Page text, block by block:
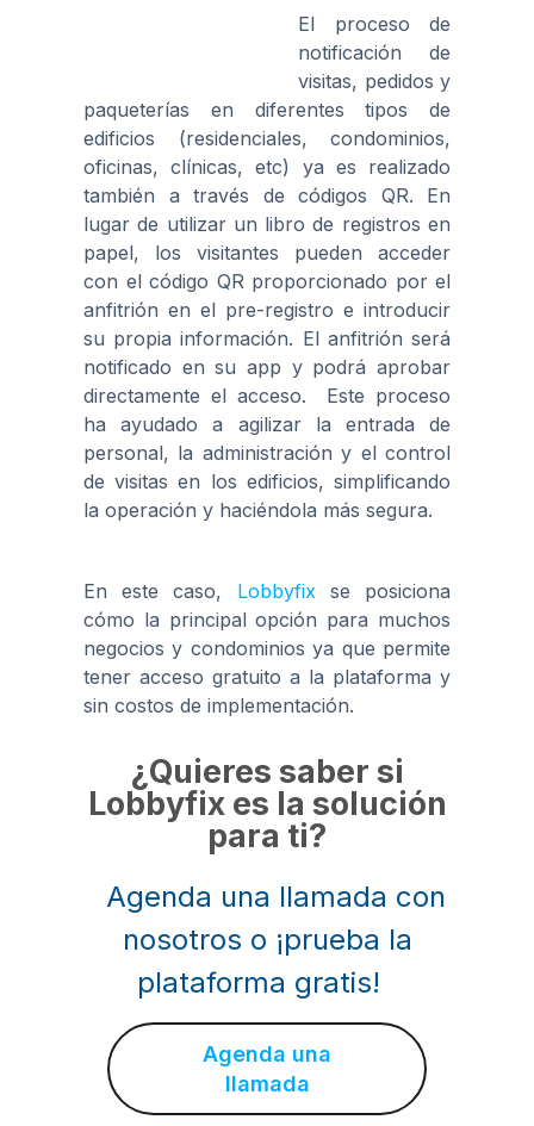
El proceso de
notificación de
visitas, pedidos y
paqueterías en diferentes tipos de
edificios (residenciales, condominios,
oficinas, clínicas, etc) ya es realizado
también a través de códigos QR. En
lugar de utilizar un libro de registros en
papel, los visitantes pueden acceder
con el código QR proporcionado por el
anfitrión en el pre-registro e introducir
su propia información. El anfitrión será
notificado en su app y podrá aprobar
directamente el acceso. Este proceso
ha ayudado a agilizar la entrada de
personal, la administración y el control
de visitas en los edificios, simplificando
la operación y haciéndola más segura.
En este caso, Lobbyfix se posiciona
cómo la principal opción para muchos
negocios y condominios ya que permite
tener acceso gratuito a la plataforma y
sin costos de implementación.
¿Quieres saber si
Lobbyfix es la solución
para ti?
Agenda una llamada con
nosotros o ¡prueba la
plataforma gratis!
Agenda una
llamada